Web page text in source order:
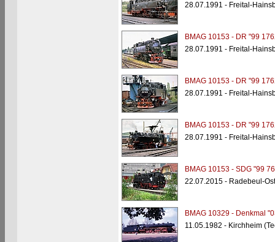
28.07.1991 - Freital-
BMAG 10153 - DR "99
28.07.1991 - Freital-
BMAG 10153 - DR "99
28.07.1991 - Freital-
BMAG 10153 - DR "99
28.07.1991 - Freital-
BMAG 10153 - SDG "99
22.07.2015 - Radebeul-Ost
BMAG 10329 - Denkmal
11.05.1982 - Kirchheim